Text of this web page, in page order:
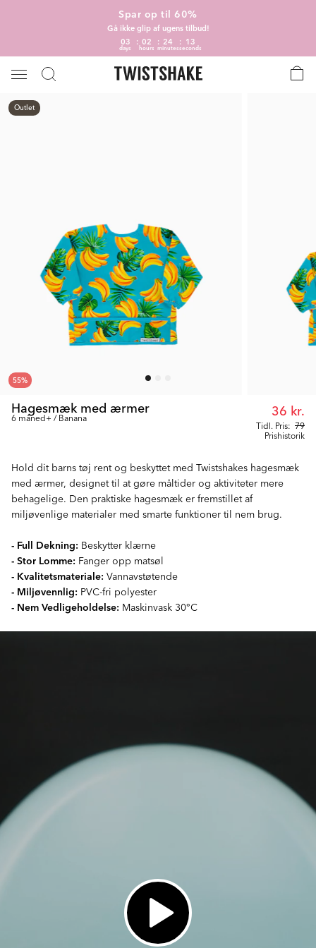
Spar op til 60%
Gå ikke glip af ugens tilbud!
03
days
02
hours
24
minutes
13
seconds
Outlet
55%
Hagesmæk med ærmer
6 måned+ / Banana
Tidl. Pris: 79
36 kr.
Prishistorik
Hold dit barns tøj rent og beskyttet med Twistshakes hagesmæk
med ærmer, designet til at gøre måltider og aktiviteter mere
behagelige. Den praktiske hagesmæk er fremstillet af
miljøvenlige materialer med smarte funktioner til nem brug.
- Full Dekning: Beskytter klærne
- Stor Lomme: Fanger opp matsøl
- Kvalitetsmateriale: Vannavstøtende
- Miljøvennlig: PVC-fri polyester
- Nem Vedligeholdelse: Maskinvask 30°C